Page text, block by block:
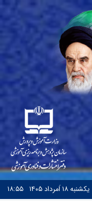
یکشنبه۱۸ اَمرداد ۱۴۰۵ ۱۸:۵۵